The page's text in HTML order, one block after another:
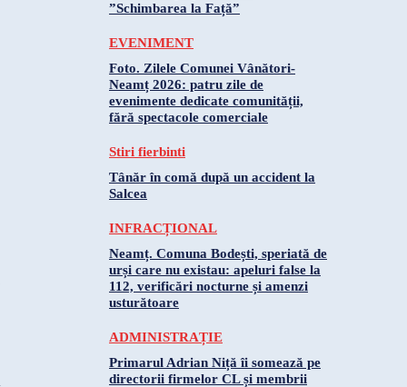
”Schimbarea la Față”
EVENIMENT
Foto. Zilele Comunei Vânători-
Neamț 2026: patru zile de
evenimente dedicate comunității,
fără spectacole comerciale
Stiri fierbinti
Tânăr în comă după un accident la
Salcea
INFRACȚIONAL
Neamț. Comuna Bodești, speriată de
urși care nu existau: apeluri false la
112, verificări nocturne și amenzi
usturătoare
ADMINISTRAȚIE
Primarul Adrian Niță îi somează pe
directorii firmelor CL și membrii